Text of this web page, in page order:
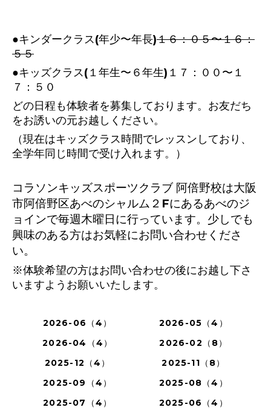
●キンダークラス(年少〜年長)１６：０５〜１６：
５５
●キッズクラス(１年生〜６年生)１７：００〜１
７：５０
どの日程も体験者を募集しております。お友だち
をお誘いの元お越しください。
（現在はキッズクラス時間でレッスンしており、
全学年同じ時間で受け入れます。）
コラソンキッズスポーツクラブ 阿倍野校は大阪
市阿倍野区あべのシャルム２Fにあるあべのジ
ョインで毎週木曜日に行っています。少しでも
興味のある方はお気軽にお問い合わせくださ
い。
※体験希望の方はお問い合わせの後にお越し下さ
いますようお願いいたします。
2026-06（4）
2026-05（4）
2026-04（4）
2026-02（8）
2025-12（4）
2025-11（8）
2025-09（4）
2025-08（4）
2025-07（4）
2025-06（4）